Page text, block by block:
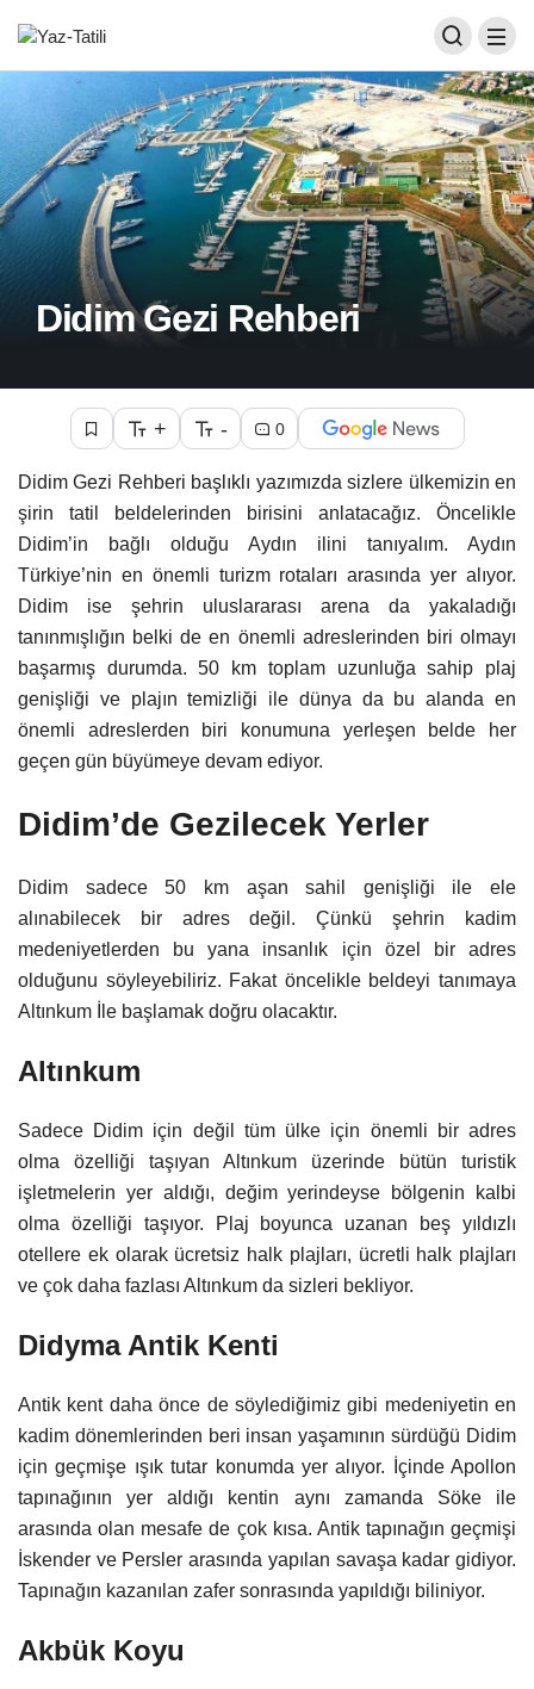
Didim Gezi Rehberi
+ - 0
Didim Gezi Rehberi başlıklı yazımızda sizlere ülkemizin en
şirin tatil beldelerinden birisini anlatacağız. Öncelikle
Didim’in bağlı olduğu Aydın ilini tanıyalım. Aydın
Türkiye’nin en önemli turizm rotaları arasında yer alıyor.
Didim ise şehrin uluslararası arena da yakaladığı
tanınmışlığın belki de en önemli adreslerinden biri olmayı
başarmış durumda. 50 km toplam uzunluğa sahip plaj
genişliği ve plajın temizliği ile dünya da bu alanda en
önemli adreslerden biri konumuna yerleşen belde her
geçen gün büyümeye devam ediyor.
Didim’de Gezilecek Yerler
Didim sadece 50 km aşan sahil genişliği ile ele
alınabilecek bir adres değil. Çünkü şehrin kadim
medeniyetlerden bu yana insanlık için özel bir adres
olduğunu söyleyebiliriz. Fakat öncelikle beldeyi tanımaya
Altınkum İle başlamak doğru olacaktır.
Altınkum
Sadece Didim için değil tüm ülke için önemli bir adres
olma özelliği taşıyan Altınkum üzerinde bütün turistik
işletmelerin yer aldığı, değim yerindeyse bölgenin kalbi
olma özelliği taşıyor. Plaj boyunca uzanan beş yıldızlı
otellere ek olarak ücretsiz halk plajları, ücretli halk plajları
ve çok daha fazlası Altınkum da sizleri bekliyor.
Didyma Antik Kenti
Antik kent daha önce de söylediğimiz gibi medeniyetin en
kadim dönemlerinden beri insan yaşamının sürdüğü Didim
için geçmişe ışık tutar konumda yer alıyor. İçinde Apollon
tapınağının yer aldığı kentin aynı zamanda Söke ile
arasında olan mesafe de çok kısa. Antik tapınağın geçmişi
İskender ve Persler arasında yapılan savaşa kadar gidiyor.
Tapınağın kazanılan zafer sonrasında yapıldığı biliniyor.
Akbük Koyu